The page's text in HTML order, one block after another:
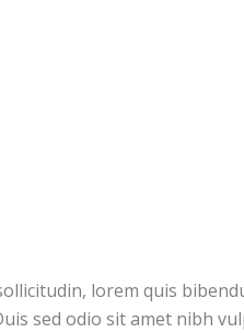
lorem quis
sed odio sit amet nibh